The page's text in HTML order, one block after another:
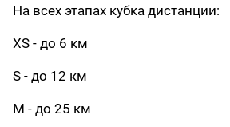
На всех этапах кубка дистанции:
XS - до 6 км
S - до 12 км
M - до 25 км